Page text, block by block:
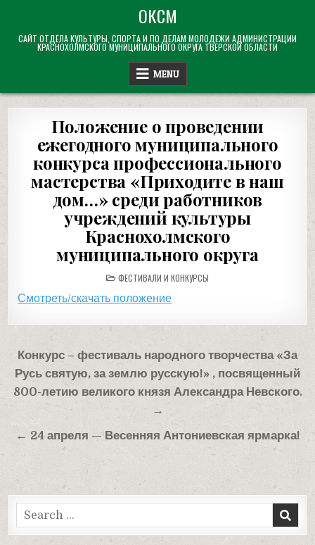
content
ОКСМ
САЙТ ОТДЕЛА КУЛЬТУРЫ, СПОРТА И ПО ДЕЛАМ МОЛОДЕЖИ АДМИНИСТРАЦИИ
КРАСНОХОЛМСКОГО МУНИЦИПАЛЬНОГО ОКРУГА ТВЕРСКОЙ ОБЛАСТИ
MENU
Положение о проведении
ежегодного муниципального
конкурса профессионального
мастерства «Приходите в наш
дом…» среди работников
учреждений культуры
Краснохолмского
муниципального округа
POSTED
IN
ФЕСТИВАЛИ И КОНКУРСЫ
Смотреть/скачать положение
Навигация
по
записям
Конкурс – фестиваль народного творчества «За
Русь святую, за землю русскую!» , посвященный
800-летию великого князя Александра Невского.
→
← 24 апреля — Весенняя Антониевская ярмарка!
Search
for: